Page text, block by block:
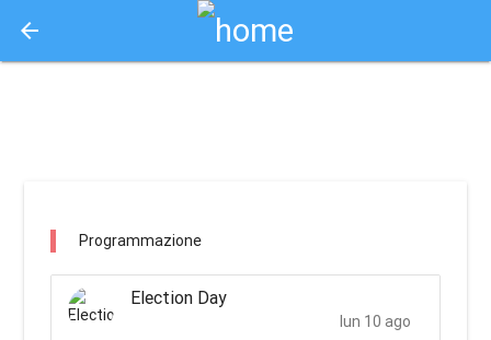
arrow_back
Programmazione
Election Day
lun 10 ago